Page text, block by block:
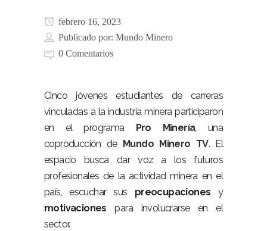
febrero 16, 2023
Publicado por: Mundo Minero
0 Comentarios
Cinco jóvenes estudiantes de carreras
vinculadas a la industria minera participaron
en el programa Pro Minería, una
coproducción deMundo Minero TV. El
espacio busca dar voz a los futuros
profesionales de la actividad minera en el
país, escuchar sus preocupaciones y
motivaciones para involucrarse en el
sector.